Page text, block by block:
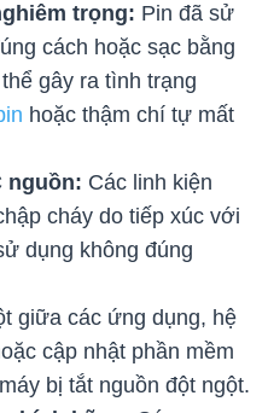
trọng: Pin đã sử
cách hoặc sạc bằng
gây ra tình trạng
hoặc thậm chí tự mất
nguồn: Các linh kiện
cháy do tiếp xúc với
dụng không đúng
giữa các ứng dụng, hệ
cập nhật phần mềm
bị tắt nguồn đột ngột.